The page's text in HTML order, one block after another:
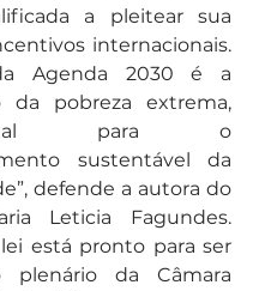
a pleitear sua
internacionais.
Agenda 2030 é a
da pobreza extrema,
para o
sustentável da
defende a autora do
Leticia Fagundes.
está pronto para ser
plenário da Câmara